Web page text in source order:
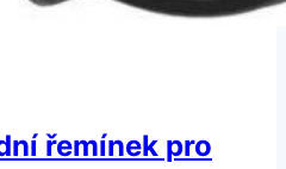
řemínek pro